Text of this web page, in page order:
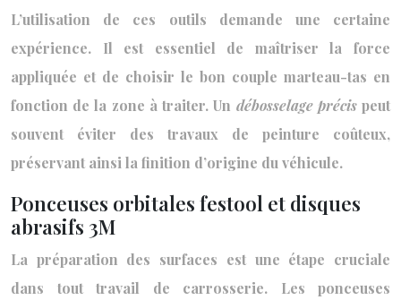
L’utilisation de ces outils demande une certaine
expérience. Il est essentiel de maîtriser la force
appliquée et de choisir le bon couple marteau-tas en
fonction de la zone à traiter. Un débosselage précispeut
souvent éviter des travaux de peinture coûteux,
préservant ainsi la finition d’origine du véhicule.
Ponceuses orbitales festool et disques
abrasifs 3M
La préparation des surfaces est une étape cruciale
dans tout travail de carrosserie. Les ponceuses